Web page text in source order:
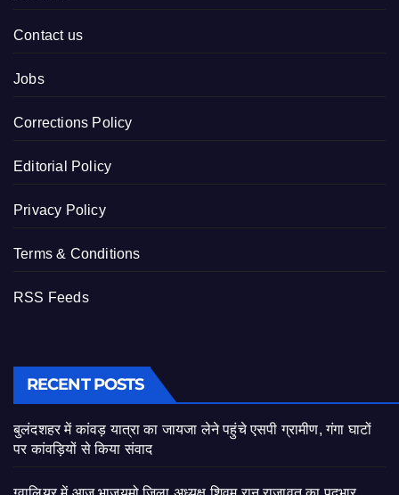
Contact us
Jobs
Corrections Policy
Editorial Policy
Privacy Policy
Terms & Conditions
RSS Feeds
RECENT POSTS
बुलंदशहर में कांवड़ यात्रा का जायजा लेने पहुंचे एसपी ग्रामीण, गंगा घाटों
पर कांवड़ियों से किया संवाद